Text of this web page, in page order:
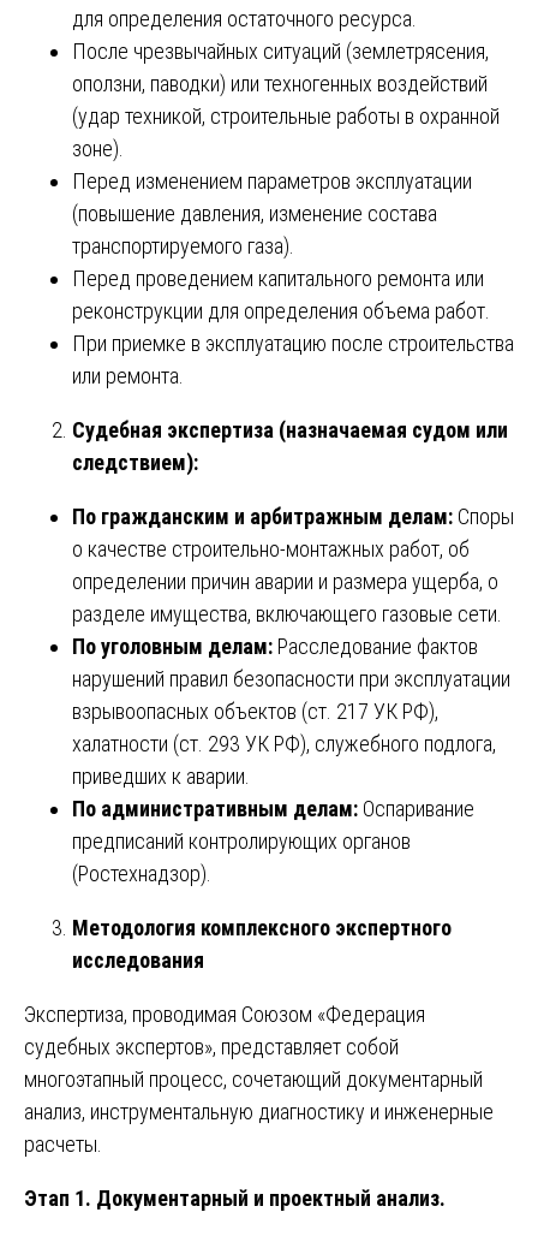
для определения остаточного ресурса.
После чрезвычайных ситуаций (землетрясения,
оползни, паводки) или техногенных воздействий
(удар техникой, строительные работы в охранной
зоне).
Перед изменением параметров эксплуатации
(повышение давления, изменение состава
транспортируемого газа).
Перед проведением капитального ремонта или
реконструкции для определения объема работ.
При приемке в эксплуатацию после строительства
или ремонта.
Судебная экспертиза (назначаемая судом или
следствием):
По гражданским и арбитражным делам: Споры
о качестве строительно-монтажных работ, об
определении причин аварии и размера ущерба, о
разделе имущества, включающего газовые сети.
По уголовным делам: Расследование фактов
нарушений правил безопасности при эксплуатации
взрывоопасных объектов (ст. 217 УК РФ),
халатности (ст. 293 УК РФ), служебного подлога,
приведших к аварии.
По административным делам: Оспаривание
предписаний контролирующих органов
(Ростехнадзор).
Методология комплексного экспертного
исследования
Экспертиза, проводимая Союзом «Федерация
судебных экспертов», представляет собой
многоэтапный процесс, сочетающий документарный
анализ, инструментальную диагностику и инженерные
расчеты.
Этап 1. Документарный и проектный анализ.